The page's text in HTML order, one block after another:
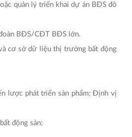
quản lý triển khai dự án BĐS đô
BĐS/CĐT BĐS lớn.
cơ sở dữ liệu thị trường bất động
lược phát triển sản phẩm; Định vị
động sản;